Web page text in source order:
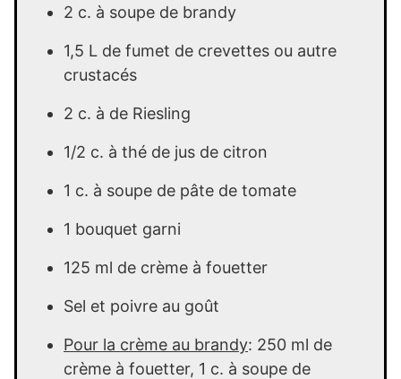
2 c. à soupe de brandy
1,5 L de fumet de crevettes ou autre
crustacés
2 c. à de Riesling
1/2 c. à thé de jus de citron
1 c. à soupe de pâte de tomate
1 bouquet garni
125 ml de crème à fouetter
Sel et poivre au goût
Pour la crème au brandy: 250 ml de
crème à fouetter, 1 c. à soupe de